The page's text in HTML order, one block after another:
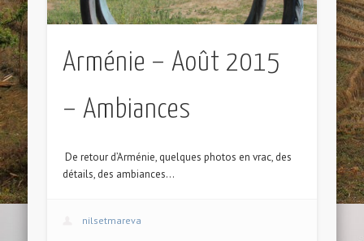
Arménie – Août 2015
– Ambiances
De retour d’Arménie, quelques photos en vrac, des
détails, des ambiances…
nilsetmareva